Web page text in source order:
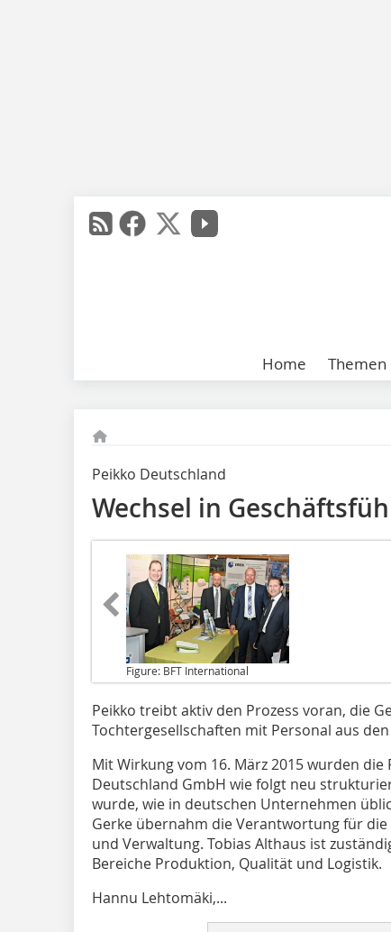
Home Themen
Peikko Deutschland
Wechsel in
Figure: BFT International
Peikko treibt aktiv den Prozess voran, die
Tochtergesellschaften mit Personal aus
Mit Wirkung vom 16. März 2015 wurden
Deutschland GmbH wie folgt neu
wurde, wie in deutschen Unternehmen
Gerke übernahm die Verantwortung für
und Verwaltung. Tobias Althaus ist
Bereiche Produktion, Qualität und Logistik.
Hannu Lehtomäki,...